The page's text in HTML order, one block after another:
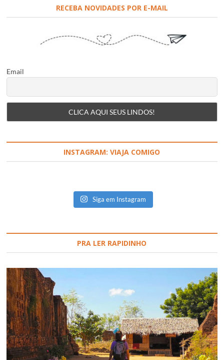
RECEBA NOVIDADES POR E-MAIL
Email
INSTAGRAM: VIAJA COMIGO
Siga em Instagram
PRA LER RAPIDINHO